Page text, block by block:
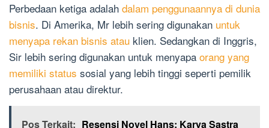
Perbedaan ketiga adalah dalam penggunaannya di dunia
bisnis. Di Amerika, Mr lebih sering digunakan untuk
menyapa rekan bisnis atau klien. Sedangkan di Inggris,
Sir lebih sering digunakan untuk menyapa orang yang
memiliki status sosial yang lebih tinggi seperti pemilik
perusahaan atau direktur.
Pos Terkait: Resensi Novel Hans: Karya Sastra